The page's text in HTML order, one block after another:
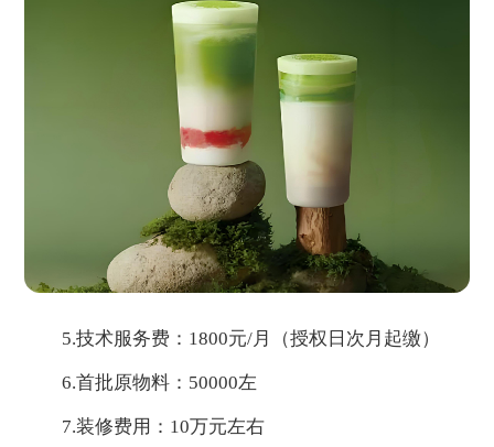
5.技术服务费：1800元/月（授权日次月起缴）
6.首批原物料：50000左
7.装修费用：10万元左右